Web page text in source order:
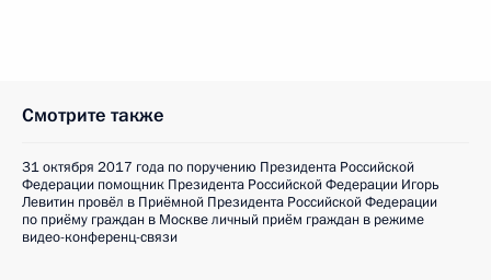
Смотрите также
31 октября 2017 года по поручению Президента Российской
Федерации помощник Президента Российской Федерации Игорь
Левитин провёл в Приёмной Президента Российской Федерации
по приёму граждан в Москве личный приём граждан в режиме
видео-конференц-связи